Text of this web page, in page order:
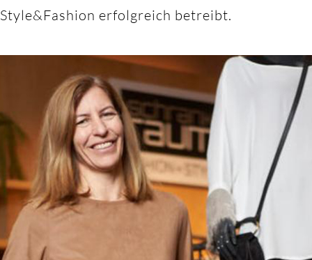
Style&Fashion erfolgreich betreibt.